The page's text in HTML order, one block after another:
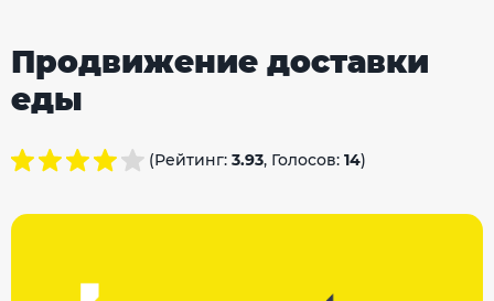
Продвижение доставки
еды
(Рейтинг: 3.93, Голосов: 14)